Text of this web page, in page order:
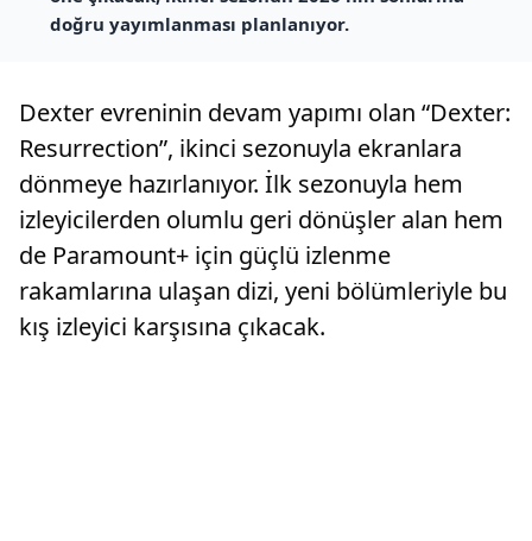
doğru yayımlanması planlanıyor.
Dexter evreninin devam yapımı olan “Dexter:
Resurrection”, ikinci sezonuyla ekranlara
dönmeye hazırlanıyor. İlk sezonuyla hem
izleyicilerden olumlu geri dönüşler alan hem
de Paramount+ için güçlü izlenme
rakamlarına ulaşan dizi, yeni bölümleriyle bu
kış izleyici karşısına çıkacak.